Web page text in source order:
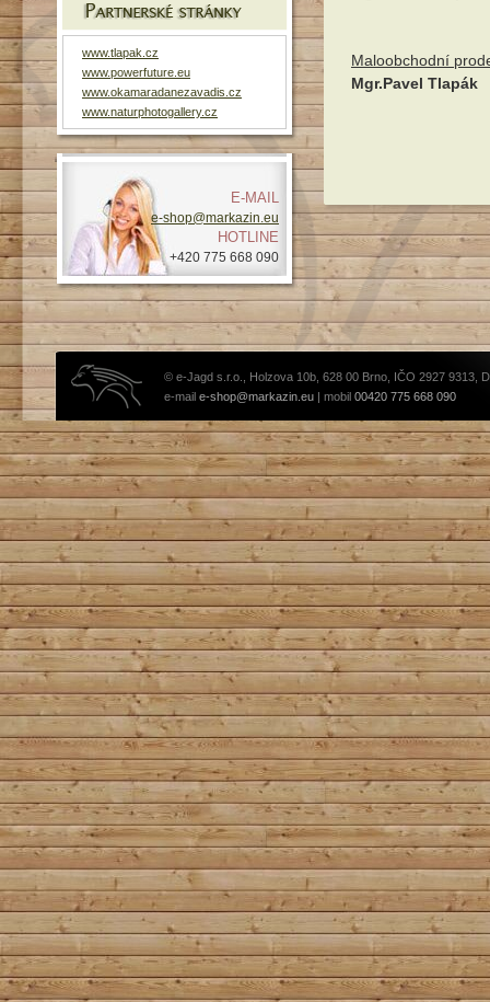
Maloobchodní
Mgr.Pavel Tlapák
www.tlapak.cz
www.powerfuture.eu
www.okamaradanezavadis.cz
www.naturphotogallery.cz
E-MAIL
e-shop@markazin.eu
HOTLINE
+420 775 668 090
© e-Jagd s.r.o., Holzova 10b, 628 00 Brno, IČO 2927 9313,
e-mail e-shop@markazin.eu | mobil 00420 775 668 090